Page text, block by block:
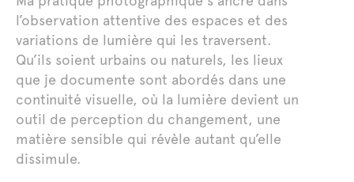
l’observation attentive des espaces et des
variations de lumière qui les traversent.
Qu’ils soient urbains ou naturels, les lieux
que je documente sont abordés dans une
continuité visuelle, où la lumière devient un
outil de perception du changement, une
matière sensible qui révèle autant qu’elle
dissimule.